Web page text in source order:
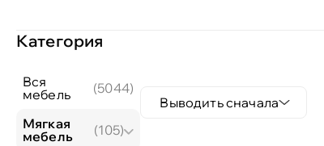
Категория
вся
мебель
(5044)
мягкая
мебель
(105)
Выводить сначала